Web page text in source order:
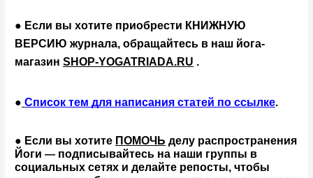
● Если вы хотите приобрести КНИЖНУЮ
ВЕРСИЮ журнала, обращайтесь в наш йога-
магазин SHOP-YOGATRIADA.RU .
● Список тем для написания статей по ссылке.
● Если вы хотите ПОМОЧЬ делу распространения
Йоги — подписывайтесь на наши группы в
социальных сетях и делайте репосты, чтобы